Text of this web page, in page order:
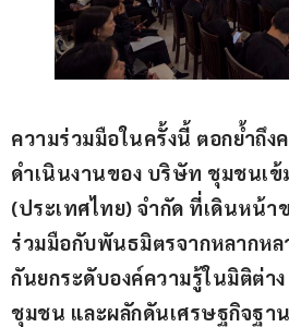
ความร่วมมือในครั้งนี้ ตอกย้ำถึง
ดำเนินงานของ บริษัท ชุมชนเข้
(ประเทศไทย) จำกัด ที่เดินหน้า
ร่วมมือกับพันธมิตรจากหลากห
กันยกระดับองค์ความรู้ในมิติต่า
ชุมชน และผลักดันเศรษฐกิจฐา